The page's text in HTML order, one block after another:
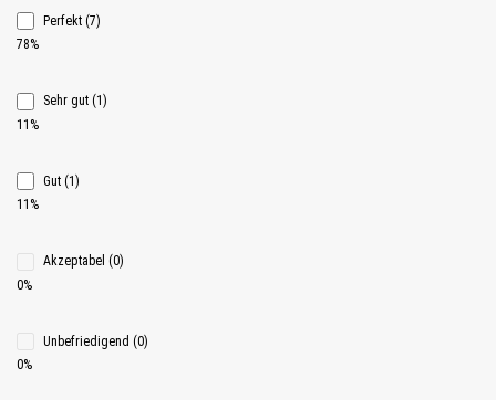
Perfekt (7)
78%
Sehr gut (1)
11%
Gut (1)
11%
Akzeptabel (0)
0%
Unbefriedigend (0)
0%